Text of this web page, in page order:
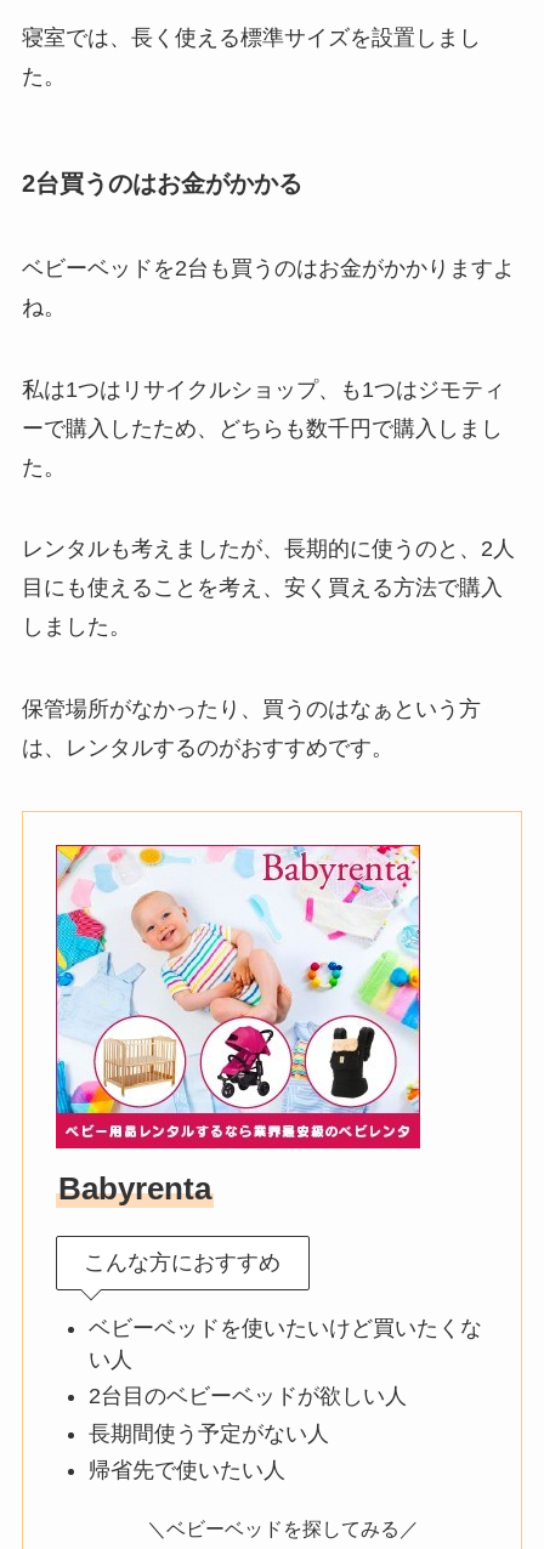
寝室では、長く使える標準サイズを設置しまし
た。
2台買うのはお金がかかる
ベビーベッドを2台も買うのはお金がかかりますよ
ね。
私は1つはリサイクルショップ、も1つはジモティ
ーで購入したため、どちらも数千円で購入しまし
た。
レンタルも考えましたが、長期的に使うのと、2人
目にも使えることを考え、安く買える方法で購入
しました。
保管場所がなかったり、買うのはなぁという方
は、レンタルするのがおすすめです。
Babyrenta
こんな方におすすめ
ベビーベッドを使いたいけど買いたくな
い人
2台目のベビーベッドが欲しい人
長期間使う予定がない人
帰省先で使いたい人
＼ベビーベッドを探してみる／